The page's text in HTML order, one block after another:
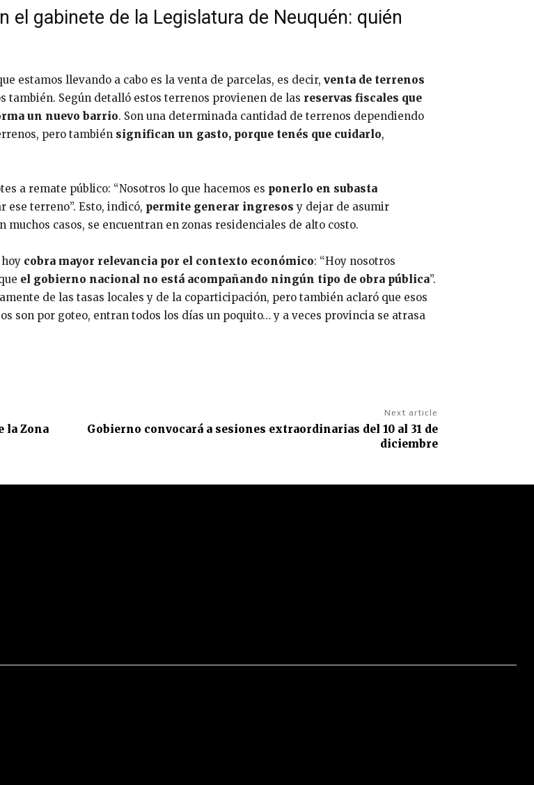
el gabinete de la Legislatura de Neuquén: quién
estamos llevando a cabo es la venta de parcelas, es decir, venta de terrenos
también. Según detalló estos terrenos provienen de las reservas fiscales que
un nuevo barrio. Son una determinada cantidad de terrenos dependiendo
pero también significan un gasto, porque tenés que cuidarlo,
a remate público: “Nosotros lo que hacemos es ponerlo en subasta
ese terreno”. Esto, indicó, permite generar ingresosy dejar de asumir
casos, se encuentran en zonas residenciales de alto costo.
cobra mayor relevancia por el contexto económico: “Hoy nosotros
el gobierno nacional no está acompañando ningún tipo de obra pública”.
de las tasas locales y de la coparticipación, pero también aclaró que esos
son por goteo, entran todos los días un poquito… y a veces provincia se atrasa
la Zona
Next article
Gobierno convocará a sesiones extraordinarias del 10 al 31 de
diciembre